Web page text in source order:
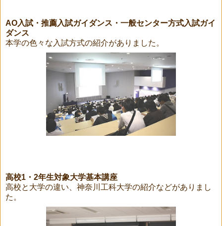
AO入試・推薦入試ガイダンス・一般センター方式入試ガイ
ダンス
本学の色々な入試方式の紹介がありました。
高校1・2年生対象大学基本講座
高校と大学の違い、神奈川工科大学の紹介などがありまし
た。